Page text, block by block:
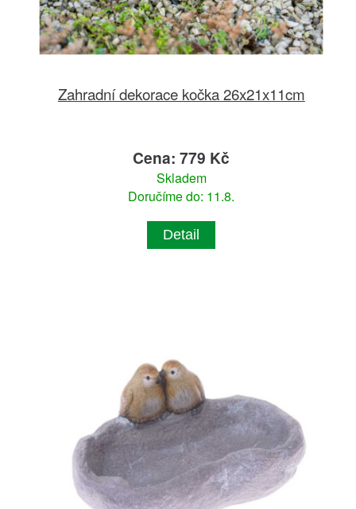
Zahradní dekorace kočka 26x21x11cm
Cena: 779 Kč
Skladem
Doručíme do: 11.8.
Detail